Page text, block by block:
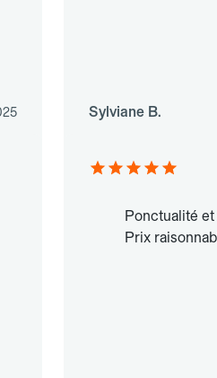
Sylviane B.
Ponctualité
Prix